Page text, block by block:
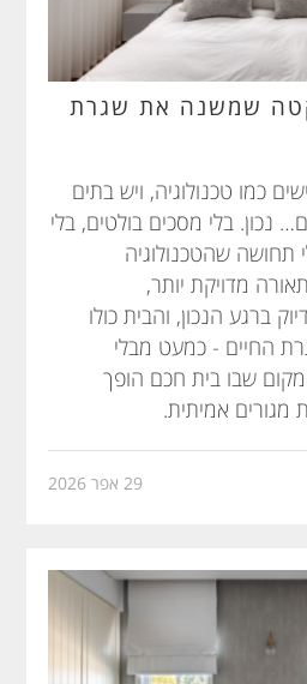
שמשנה את שגרת
כמו טכנולוגיה, ויש בתים
נכון. בלי מסכים בולטים, בלי
תחושה שהטכנולוגיה
מדויקת יותר,
ברגע הנכון, והבית כולו
החיים - כמעט מבלי
שבו בית חכם הופך
מגורים אמיתית.
29 אפר 2026